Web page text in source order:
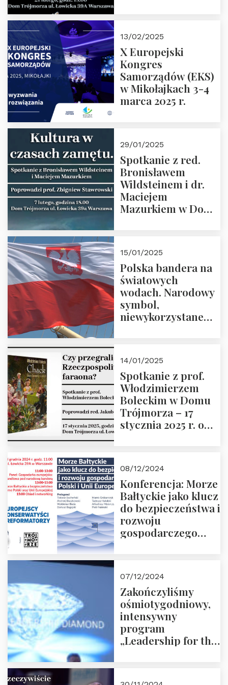
Zapraszamy
13/02/2025
X Europejski
Kongres
Samorządów (EKS)
w Mikołajkach 3-4
marca 2025 r.
29/01/2025
Spotkanie z red.
Bronisławem
Wildsteinem i dr.
Maciejem
Mazurkiem w Domu
Prowadzi prof.
Zbigniew
Stawrowski
15/01/2025
Polska bandera na
światowych
wodach. Narodowy
symbol,
niewykorzystane
14/01/2025
Spotkanie z prof.
Włodzimierzem
Boleckim w Domu
Trójmorza – 17
stycznia 2025 r. o
08/12/2024
Konferencja: Morze
Bałtyckie jako klucz
do bezpieczeństwa i
rozwoju
gospodarczego
ZAPRASZAMY
07/12/2024
Zakończyliśmy
ośmiotygodniowy,
intensywny
program
„Leadership for the